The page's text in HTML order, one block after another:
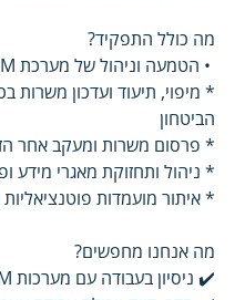
מה כולל התפקיד?
* מיפוי, תיעוד ועדכון משרות
הביטחון
* פרסום משרות ומעקב אחר
* ניהול ותחזוקת מאגרי מידע
* איתור מועמדות פוטנציאליות
מה אנחנו מחפשים?
✔️ ניסיון בעבודה עם מערכות CRM – חובה